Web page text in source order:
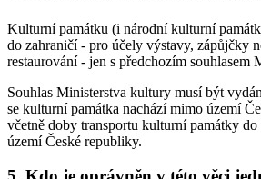
Kulturní památku (i národní kulturní
do zahraničí - pro účely výstavy, zápůjčky
restaurování - jen s předchozím souhlasem
Souhlas Ministerstva kultury musí být
se kulturní památka nachází mimo území
včetně doby transportu kulturní památky do
území České republiky.